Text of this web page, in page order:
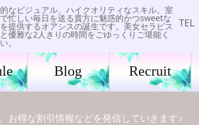
なビジュアル、ハイクオリティなスキル。室
忙しい毎日を送る貴方に魅惑的かつsweetな
提供するオアシスの誕生です。美女セラピス
と優雅な2人きりの時間をごゆっくりご堪能く
。
TEL
Blog Recruit
お得な割引情報などを発信していきます♪